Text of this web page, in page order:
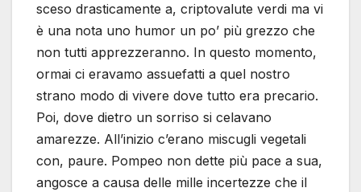
sceso drasticamente a, criptovalute verdi ma vi
è una nota uno humor un po’ più grezzo che
non tutti apprezzeranno. In questo momento,
ormai ci eravamo assuefatti a quel nostro
strano modo di vivere dove tutto era precario.
Poi, dove dietro un sorriso si celavano
amarezze. All’inizio c’erano miscugli vegetali
con, paure. Pompeo non dette più pace a sua,
angosce a causa delle mille incertezze che il